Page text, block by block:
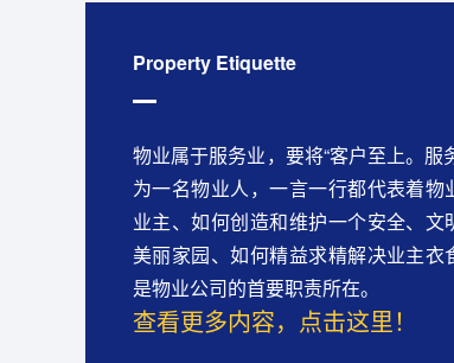
Property Etiquette
物业属于服务业，要将“客户至上。服
为一名物业人，一言一行都代表着
业主、如何创造和维护一个安全、
美丽家园、如何精益求精解决业主
是物业公司的首要职责所在。
查看更多内容，点击这里！